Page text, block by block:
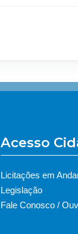
Acesso
Licitações em
Legislação
Fale Conosco /